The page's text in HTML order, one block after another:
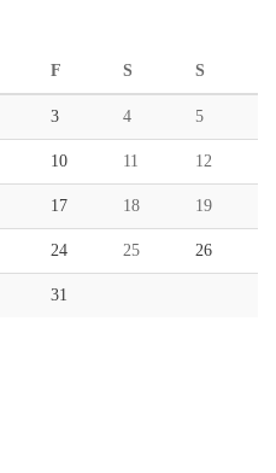
F S S
3 4 5
10 11 12
17 18 19
24 25 26
31